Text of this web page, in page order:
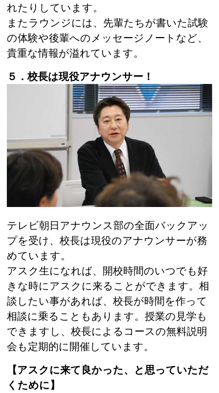
れたりしています。
またラウンジには、先輩たちが書いた試験
の体験や後輩へのメッセージノートなど、
貴重な情報が溢れています。
５．校長は現役アナウンサー！
テレビ朝日アナウンス部の全面バックアッ
プを受け、校長は現役のアナウンサーが務
めています。
アスク生になれば、開校時間のいつでも好
きな時にアスクに来ることができます。相
談したい事があれば、校長が時間を作って
相談に乗ることもあります。授業の見学も
できますし、校長によるコースの無料説明
会も定期的に開催しています。
【アスクに来て良かった、と思っていただ
くために】